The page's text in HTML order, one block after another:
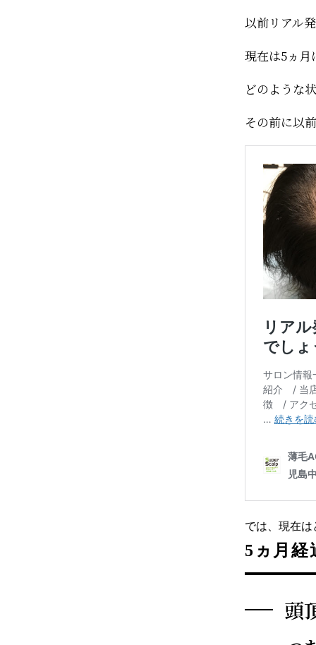
以前リアル
現在は5ヵ月
どのような
その前に以
では、現在
5ヵ月経
頭